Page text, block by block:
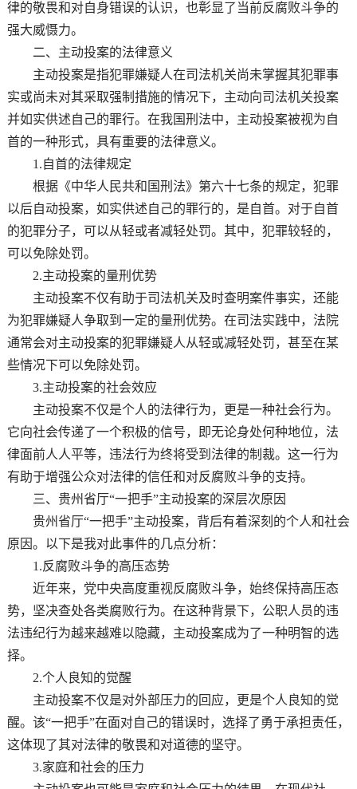
律的敬畏和对自身错误的认识，也彰显了当前反腐败斗争的
强大威慑力。
二、主动投案的法律意义
主动投案是指犯罪嫌疑人在司法机关尚未掌握其犯罪事
实或尚未对其采取强制措施的情况下，主动向司法机关投案
并如实供述自己的罪行。在我国刑法中，主动投案被视为自
首的一种形式，具有重要的法律意义。
1.自首的法律规定
根据《中华人民共和国刑法》第六十七条的规定，犯罪
以后自动投案，如实供述自己的罪行的，是自首。对于自首
的犯罪分子，可以从轻或者减轻处罚。其中，犯罪较轻的，
可以免除处罚。
2.主动投案的量刑优势
主动投案不仅有助于司法机关及时查明案件事实，还能
为犯罪嫌疑人争取到一定的量刑优势。在司法实践中，法院
通常会对主动投案的犯罪嫌疑人从轻或减轻处罚，甚至在某
些情况下可以免除处罚。
3.主动投案的社会效应
主动投案不仅是个人的法律行为，更是一种社会行为。
它向社会传递了一个积极的信号，即无论身处何种地位，法
律面前人人平等，违法行为终将受到法律的制裁。这一行为
有助于增强公众对法律的信任和对反腐败斗争的支持。
三、贵州省厅“一把手”主动投案的深层次原因
贵州省厅“一把手”主动投案，背后有着深刻的个人和社会
原因。以下是我对此事件的几点分析：
1.反腐败斗争的高压态势
近年来，党中央高度重视反腐败斗争，始终保持高压态
势，坚决查处各类腐败行为。在这种背景下，公职人员的违
法违纪行为越来越难以隐藏，主动投案成为了一种明智的选
择。
2.个人良知的觉醒
主动投案不仅是对外部压力的回应，更是个人良知的觉
醒。该“一把手”在面对自己的错误时，选择了勇于承担责任，
这体现了其对法律的敬畏和对道德的坚守。
3.家庭和社会的压力